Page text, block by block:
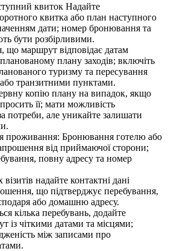
квиток Надайте
квитка або план наступного
дати; номер бронювання та
бути розбірливими.
що маршрут відповідає датам
плану заходів; включіть
туризму та пересування
транзитними пунктами.
копію плану на випадок, якщо
її; мати можливість
потреби, але уникайте залишати
проживання: Бронювання готелю або
від приймаючої сторони;
повну адресу та номер
надайте контактні дані
що підтверджує перебування,
або домашню адресу.
кілька перебувань, додайте
із чіткими датами та місцями;
між записами про